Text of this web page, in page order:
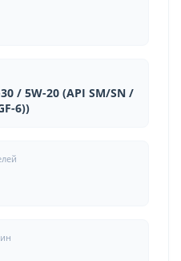
/ 5W-20 (API SM/SN /
6))